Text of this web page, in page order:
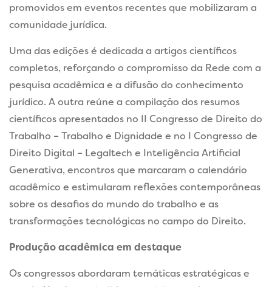
promovidos em eventos recentes que mobilizaram a
comunidade jurídica.
Uma das edições é dedicada a artigos científicos
completos, reforçando o compromisso da Rede com a
pesquisa acadêmica e a difusão do conhecimento
jurídico. A outra reúne a compilação dos resumos
científicos apresentados no II Congresso de Direito do
Trabalho – Trabalho e Dignidade e no I Congresso de
Direito Digital – Legaltech e Inteligência Artificial
Generativa, encontros que marcaram o calendário
acadêmico e estimularam reflexões contemporâneas
sobre os desafios do mundo do trabalho e as
transformações tecnológicas no campo do Direito.
Produção acadêmica em destaque
Os congressos abordaram temáticas estratégicas e